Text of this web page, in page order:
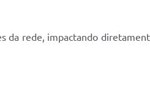
da rede, impactando